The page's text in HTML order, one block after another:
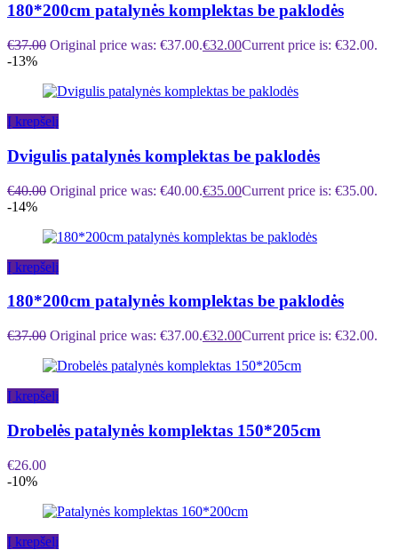
180*200cm patalynės komplektas be paklodės
€37.00 Original price was: €37.00.€32.00Current price is: €32.00.
-13%
Į krepšelį
Dvigulis patalynės komplektas be paklodės
€40.00 Original price was: €40.00.€35.00Current price is: €35.00.
-14%
Į krepšelį
180*200cm patalynės komplektas be paklodės
€37.00 Original price was: €37.00.€32.00Current price is: €32.00.
Į krepšelį
Drobelės patalynės komplektas 150*205cm
€26.00
-10%
Į krepšelį